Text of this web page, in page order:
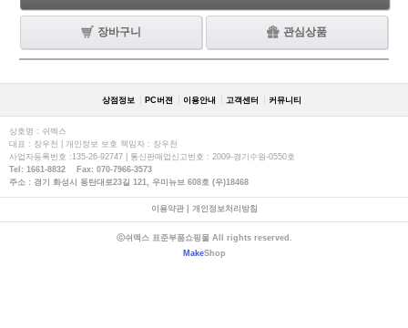
장바구니 관심상품
상점정보 PC버젼 이용안내 고객센터 커뮤니티
상호명 : 쉬멕스
대표 : 장우천 | 개인정보 보호 책임자 : 장우천
사업자등록번호 :135-26-92747 | 통신판매업신고번호 : 2009-경기수원-0550호
Tel: 1661-8832 Fax: 070-7966-3573
주소 : 경기 화성시 동탄대로23길 121, 우미뉴브 608호 (우)18468
이용약관| 개인정보처리방침
ⓒ쉬멕스 표준부품쇼핑몰 All rights reserved.
MakeShop